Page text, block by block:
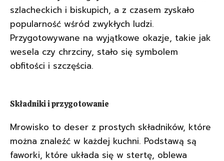
szlacheckich i biskupich, a z czasem zyskało
popularność wśród zwykłych ludzi.
Przygotowywane na wyjątkowe okazje, takie jak
wesela czy chrzciny, stało się symbolem
obfitości i szczęścia.
Składniki i przygotowanie
Mrowisko to deser z prostych składników, które
można znaleźć w każdej kuchni. Podstawą są
faworki, które układa się w stertę, oblewa